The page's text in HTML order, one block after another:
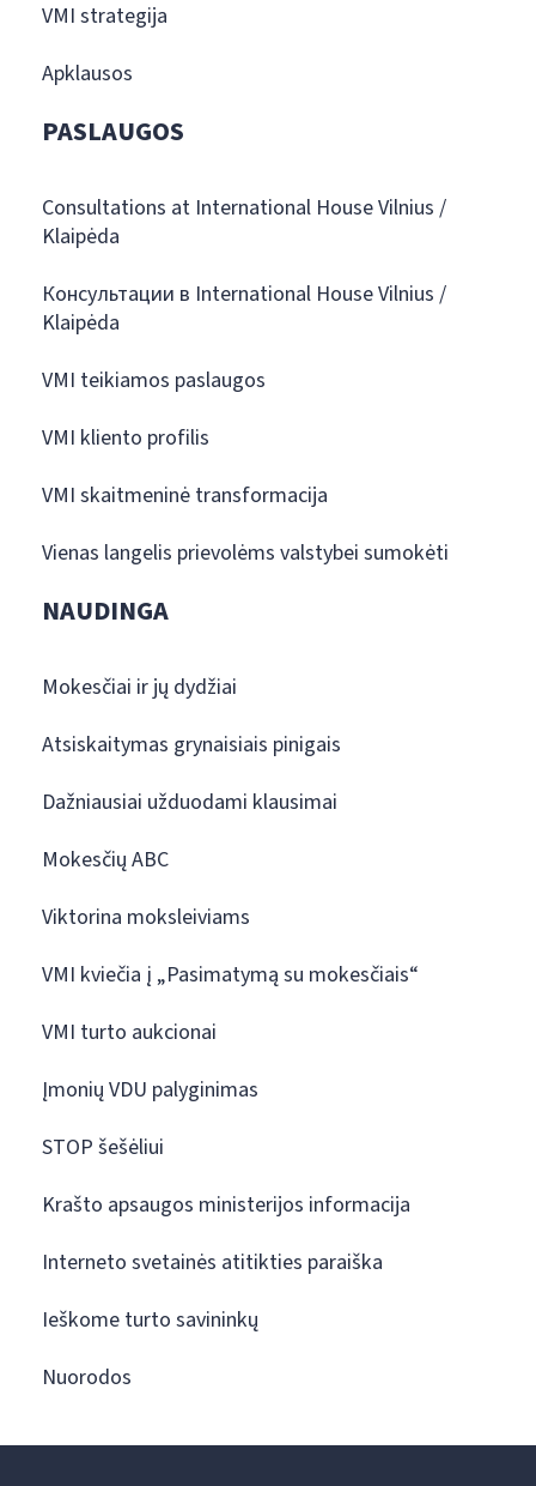
VMI strategija
Apklausos
PASLAUGOS
Consultations at International House Vilnius /
Klaipėda
Консультации в International House Vilnius /
Klaipėda
VMI teikiamos paslaugos
VMI kliento profilis
VMI skaitmeninė transformacija
Vienas langelis prievolėms valstybei sumokėti
NAUDINGA
Mokesčiai ir jų dydžiai
Atsiskaitymas grynaisiais pinigais
Dažniausiai užduodami klausimai
Mokesčių ABC
Viktorina moksleiviams
VMI kviečia į „Pasimatymą su mokesčiais“
VMI turto aukcionai
Įmonių VDU palyginimas
STOP šešėliui
Krašto apsaugos ministerijos informacija
Interneto svetainės atitikties paraiška
Ieškome turto savininkų
Nuorodos